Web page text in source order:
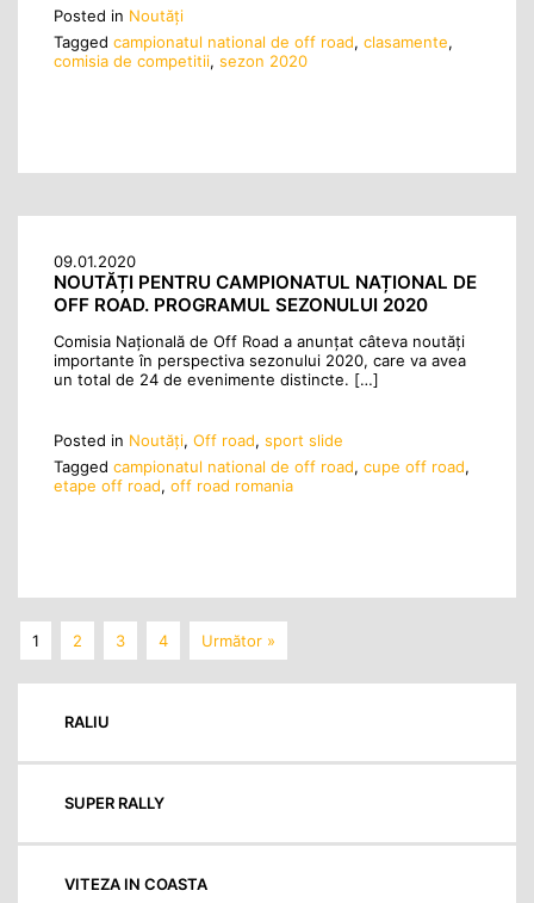
Posted in Noutăţi
Tagged campionatul national de off road, clasamente,
comisia de competitii, sezon 2020
09.01.2020
NOUTĂȚI PENTRU CAMPIONATUL NAȚIONAL DE
OFF ROAD. PROGRAMUL SEZONULUI 2020
Comisia Națională de Off Road a anunțat câteva noutăți
importante în perspectiva sezonului 2020, care va avea
un total de 24 de evenimente distincte. […]
Posted in Noutăţi, Off road, sport slide
Tagged campionatul national de off road, cupe off road,
etape off road, off road romania
1 2 3 4 Următor »
RALIU
SUPER RALLY
VITEZA IN COASTA